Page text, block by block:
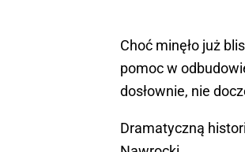
Choć minęło już
pomoc w
dosłownie, nie
Dramatyczną